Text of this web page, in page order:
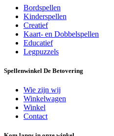
Bordspellen
Kinderspellen
Creatief
Kaart- en Dobbelspellen
Educatief
Legpuzzels
Spellenwinkel De Betover​ing
Wie zijn wij
Winkelwagen
Winkel
Contact